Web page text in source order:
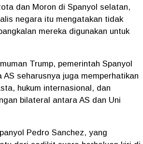
dan Moron di Spanyol selatan,
negara itu mengatakan tidak
mereka digunakan untuk
Trump, pemerintah Spanyol
AS seharusnya juga memperhatikan
hukum internasional, dan
bilateral antara AS dan Uni
Pedro Sanchez, yang